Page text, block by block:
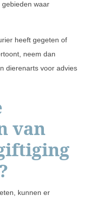
gebieden waar
heeft gegeten of
neem dan
dierenarts voor advies
van
kunnen er